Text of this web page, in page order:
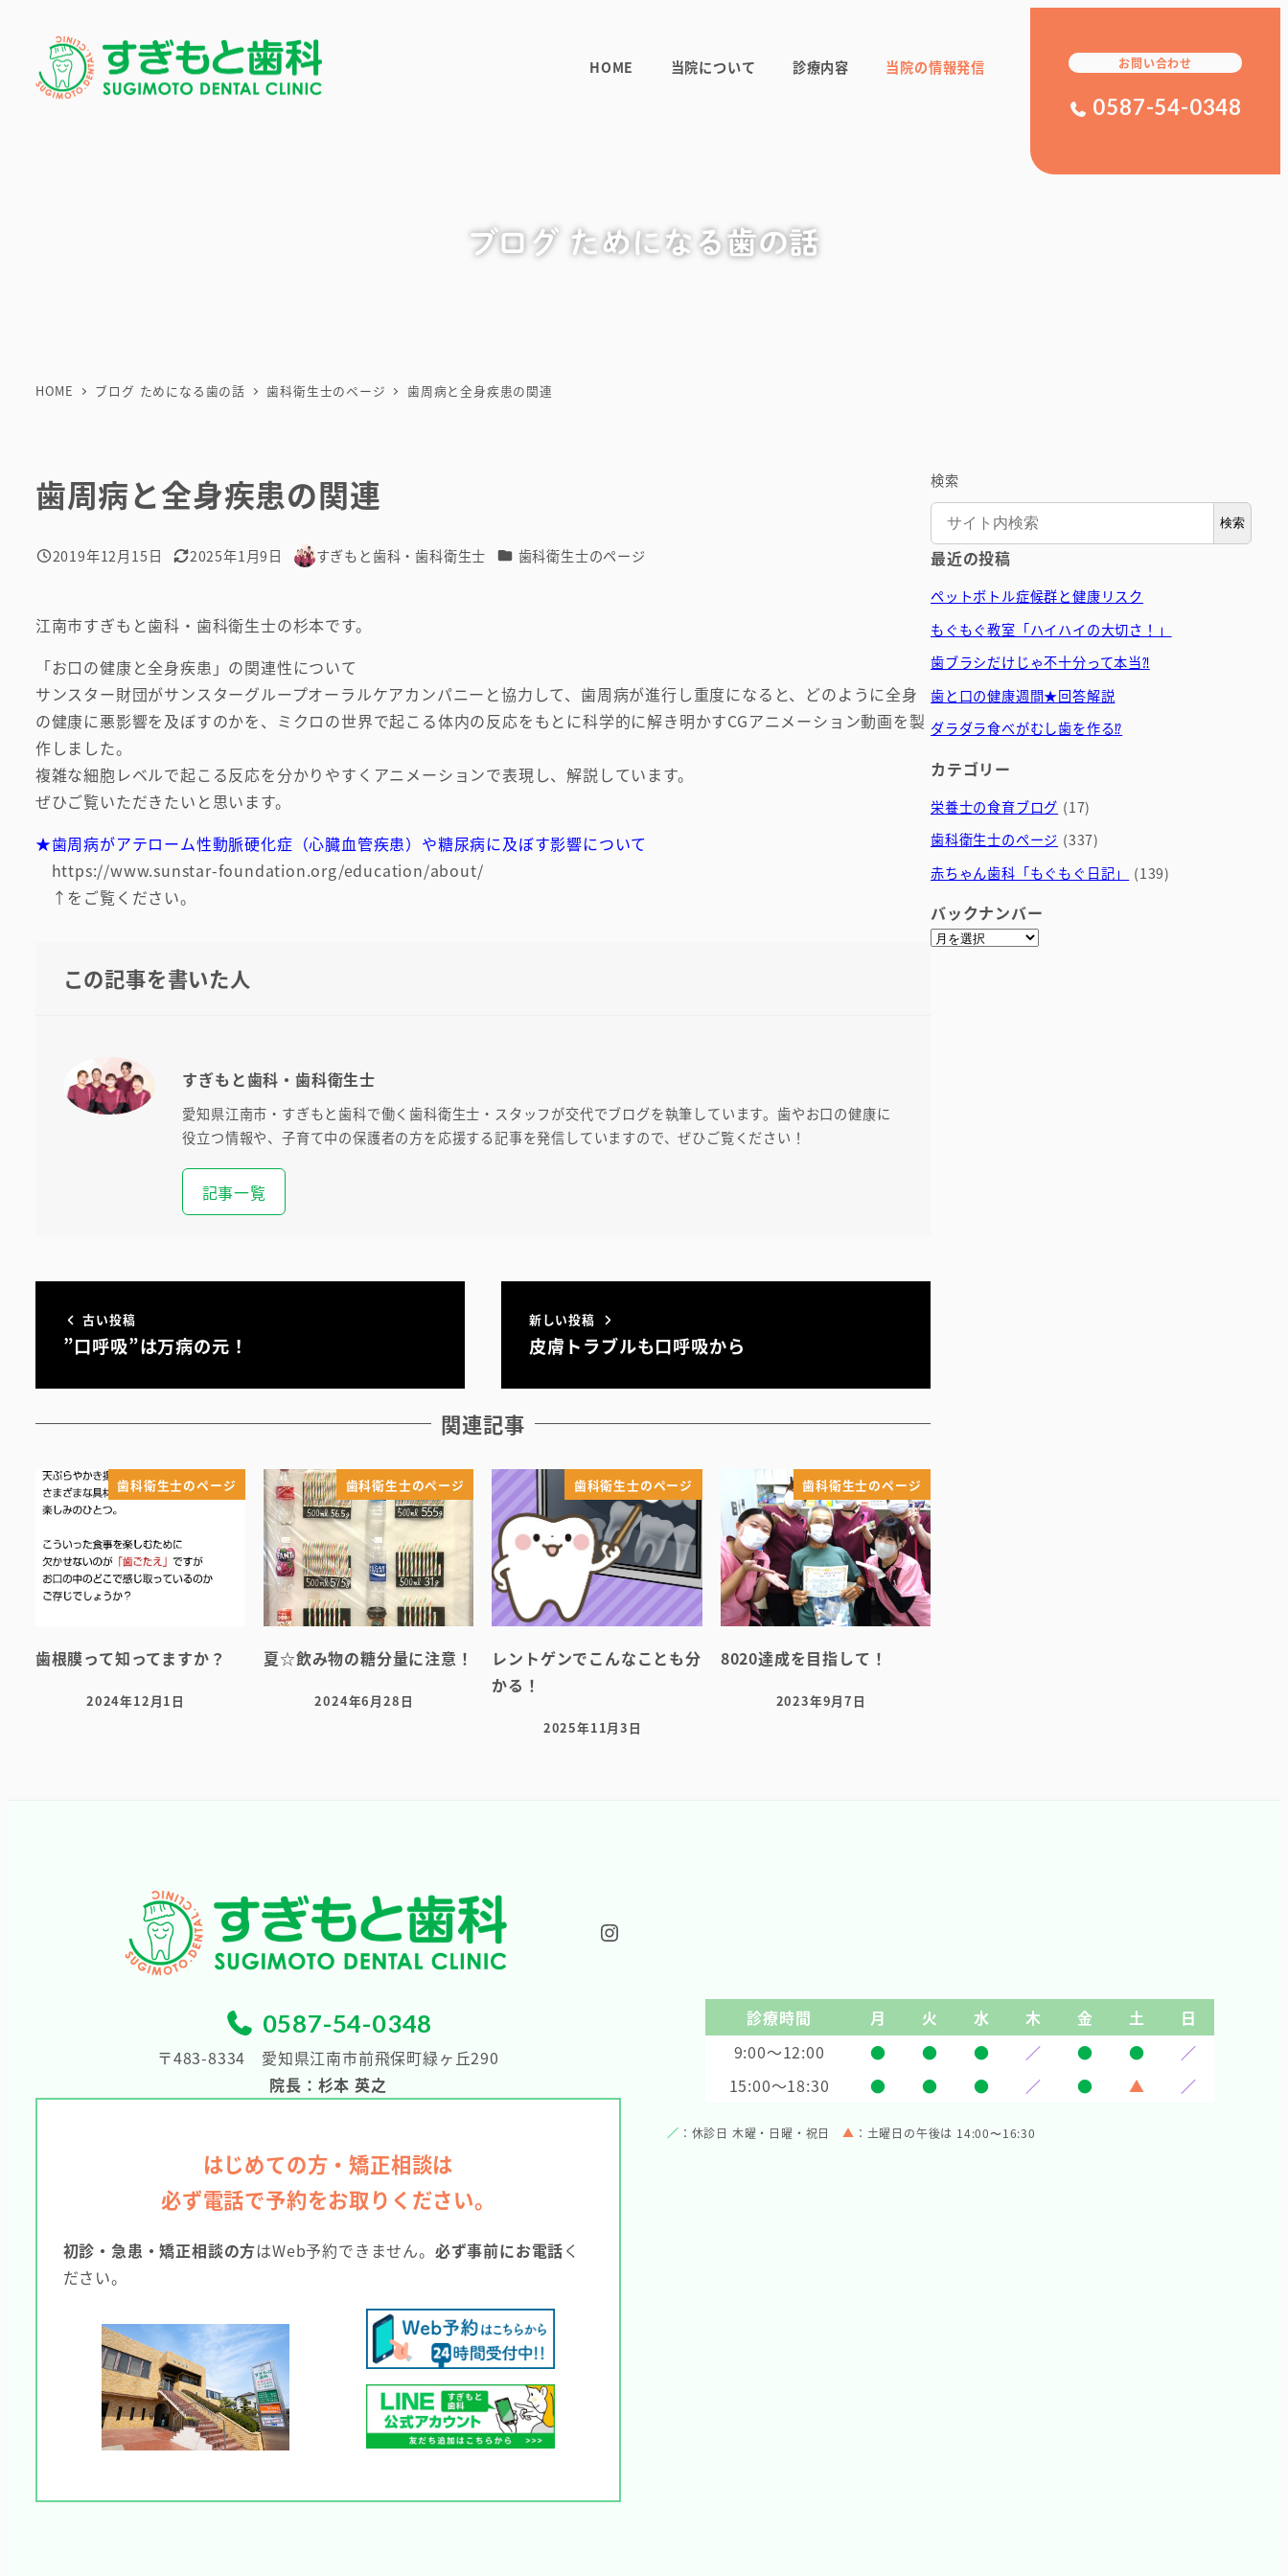
HOME 当院について 診療内容 当院の情報発信 お問い合わせ
0587-54-0348
ブログ ためになる歯の話
HOME ブログ ためになる歯の話 歯科衛生士のページ 歯周病と全身疾患の関連
歯周病と全身疾患の関連
投稿日
2019年12月15日
更新日
2025年1月9日
著
すぎもと歯科・歯科衛生士 カテゴリー
歯科衛生士のページ
江南市すぎもと歯科・歯科衛生士の杉本です。
「お口の健康と全身疾患」の関連性について
サンスター財団がサンスターグループオーラルケアカンパニーと協力して、歯周病が進行し重度になると、どのように全身
の健康に悪影響を及ぼすのかを、ミクロの世界で起こる体内の反応をもとに科学的に解き明かすCGアニメーション動画を製
作しました。
複雑な細胞レベルで起こる反応を分かりやすくアニメーションで表現し、解説しています。
ぜひご覧いただきたいと思います。
★歯周病がアテローム性動脈硬化症（心臓血管疾患）や糖尿病に及ぼす影響について
https://www.sunstar-foundation.org/education/about/
↑をご覧ください。
この記事を書いた人
すぎもと歯科・歯科衛生士
愛知県江南市・すぎもと歯科で働く歯科衛生士・スタッフが交代でブログを執筆しています。歯やお口の健康に
役立つ情報や、子育て中の保護者の方を応援する記事を発信していますので、ぜひご覧ください！
記事一覧
古い投稿
”口呼吸”は万病の元！
新しい投稿
皮膚トラブルも口呼吸から
関連記事
歯科衛生士のページ
歯根膜って知ってますか？
投稿日
2024年12月1日
歯科衛生士のページ
夏☆飲み物の糖分量に注意！
投稿日
2024年6月28日
歯科衛生士のページ
レントゲンでこんなことも分
かる！
投稿日
2025年11月3日
歯科衛生士のページ
8020達成を目指して！
投稿日
2023年9月7日
検索
検索
最近の投稿
ペットボトル症候群と健康リスク
もぐもぐ教室「ハイハイの大切さ！」
歯ブラシだけじゃ不十分って本当⁈
歯と口の健康週間★回答解説
ダラダラ食べがむし歯を作る⁉
カテゴリー
栄養士の食育ブログ (17)
歯科衛生士のページ (337)
赤ちゃん歯科「もぐもぐ日記」
(139)
バックナンバー
ア
Instagram
0587-54-0348
〒483-8334 愛知県江南市前飛保町緑ヶ丘290
院長：杉本 英之
はじめての方・矯正相談は
必ず電話で予約をお取りください。
初診・急患・矯正相談の方はWeb予約できません。 必ず事前にお電話く
ださい。
診療時間 月 火 水 木 金 土
日
9:00～12:00
● ● ● ／ ● ●
／
15:00～18:30
● ● ● ／ ● ▲ ／
／ ：休診日 木曜・日曜・祝日▲ ：土曜日の午後は 14:00〜16:30